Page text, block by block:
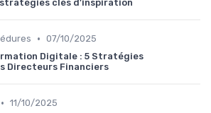
clés d'inspiration
• 07/10/2025
Digitale : 5 Stratégies
Directeurs Financiers
• 11/10/2025